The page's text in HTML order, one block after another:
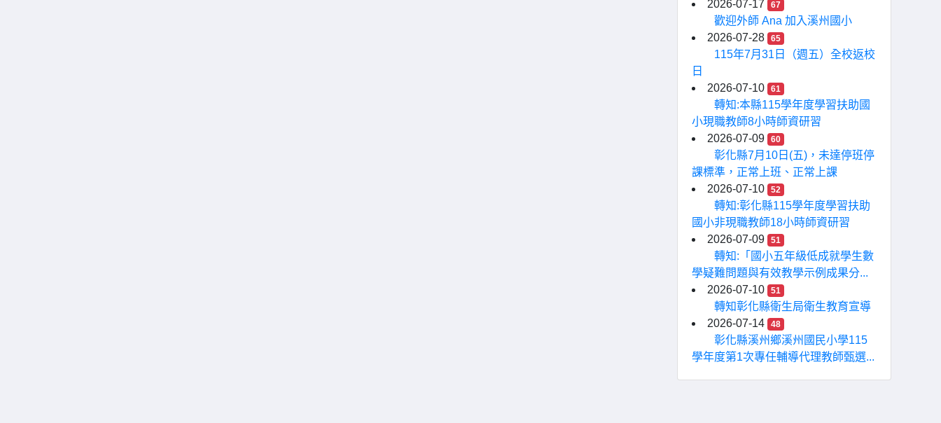
2026-07-17
67
歡迎外師 Ana 加入溪州國小
2026-07-28
65
115年7月31日（週五）全校返校
日
2026-07-10
61
轉知:本縣115學年度學習扶助國
小現職教師8小時師資研習
2026-07-09
60
彰化縣7月10日(五)，未達停班停
課標準，正常上班、正常上課
2026-07-10
52
轉知:彰化縣115學年度學習扶助
國小非現職教師18小時師資研習
2026-07-09
51
轉知:「國小五年級低成就學生數
學疑難問題與有效教學示例成果分...
2026-07-10
51
轉知彰化縣衛生局衛生教育宣導
2026-07-14
48
彰化縣溪州鄉溪州國民小學115
學年度第1次專任輔導代理教師甄選...